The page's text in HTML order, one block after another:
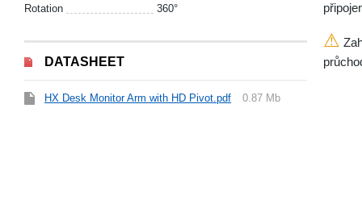
Rotation 360°
DATASHEET
HX Desk Monitor Arm with HD Pivot.pdf 0.87 Mb
⚠